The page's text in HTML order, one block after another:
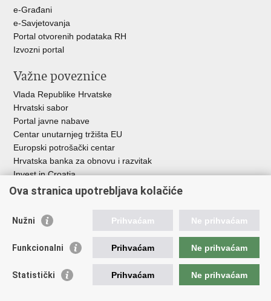
e-Građani
e-Savjetovanja
Portal otvorenih podataka RH
Izvozni portal
Važne poveznice
Vlada Republike Hrvatske
Hrvatski sabor
Portal javne nabave
Centar unutarnjeg tržišta EU
Europski potrošački centar
Hrvatska banka za obnovu i razvitak
Invest in Croatia
Europska banka za obnovu i razvoj
Središnja agencija za financiranje i ugovaranje
Institucije i javne ustanove u nadležnosti
Ministarstva
Agencija za ugljikovodike
Ova stranica upotrebljava kolačiće
Nužni Prihvaćam Ne prihvaćam
Funkcionalni Prihvaćam Ne prihvaćam
Statistički Prihvaćam Ne prihvaćam